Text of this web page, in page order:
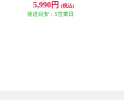
5,990円 (税込)
発送目安：5営業日